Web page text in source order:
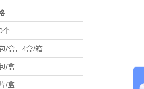
个
/盒，4盒/箱
/盒
/盒